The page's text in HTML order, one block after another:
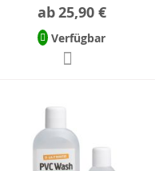
ab25,90 €
Verfügbar